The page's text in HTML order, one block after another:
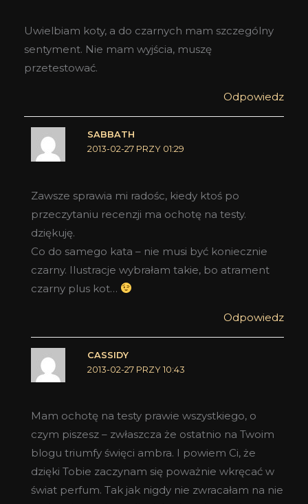
Uwielbiam koty, a do czarnych mam szczególny
sentyment. Nie mam wyjścia, muszę
przetestować.
Odpowiedz
SABBATH
2013-02-27 PRZY 01:29
Zawsze sprawia mi radośc, kiedy ktoś po
przeczytaniu recenzji ma ochotę na testy.
dziękuję.
Co do samego kata – nie musi być koniecznie
czarny. Ilustracje wybrałam takie, bo atrament
czarny plus kot…
Odpowiedz
CASSIDY
2013-02-27 PRZY 10:43
Mam ochotę na testy prawie wszystkiego, o
czym piszesz – zwłaszcza że ostatnio na Twoim
blogu triumfy święci ambra. I powiem Ci, że
dzięki Tobie zaczynam się poważnie wkręcać w
świat perfum. Tak jak nigdy nie zwracałam na nie